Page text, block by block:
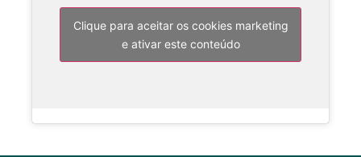
Clique para aceitar os cookies marketing
e ativar este conteúdo